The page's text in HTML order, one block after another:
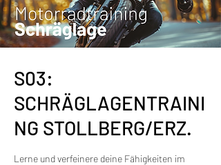
S03:
SCHRÄGLAGENTRAINI
NG STOLLBERG/ERZ.
Lerne und verfeinere deine Fähigkeiten im